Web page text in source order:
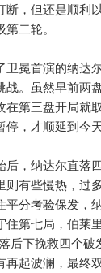
断，但还是顺
二轮。
冕首演的纳达
战。虽然早前两
在第三盘开局就
，才顺延到今
，纳达尔直落
则有些慢热，过
平分考验保发，
住第七局，伯莱
后下挽救四个破
再起波澜，最终